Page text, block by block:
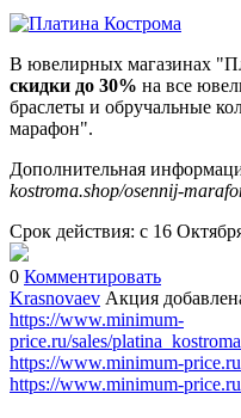
В ювелирных магазинах
скидки до 30% на все
браслеты и обручальные
марафон".
Дополнительная
kostroma.shop/osennij-
Срок действия: с 16
0 Комментировать
Krasnovaev Акция
https://www.minimum-
price.ru/sales/
https://www.minimum-
https://www.minimum-